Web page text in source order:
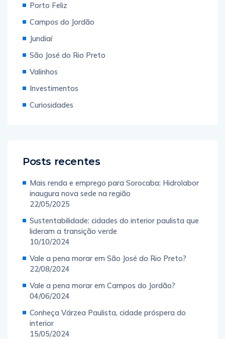
Porto Feliz
Campos do Jordão
Jundiaí
São José do Rio Preto
Valinhos
Investimentos
Curiosidades
Posts recentes
Mais renda e emprego para Sorocaba: Hidrolabor
inaugura nova sede na região
22/05/2025
Sustentabilidade: cidades do interior paulista que
lideram a transição verde
10/10/2024
Vale a pena morar em São José do Rio Preto?
22/08/2024
Vale a pena morar em Campos do Jordão?
04/06/2024
Conheça Várzea Paulista, cidade próspera do
interior
15/05/2024